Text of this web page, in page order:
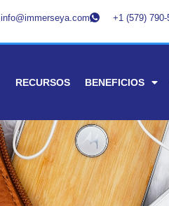
info@immerseya.com +1 (579) 790-
RECURSOS BENEFICIOS